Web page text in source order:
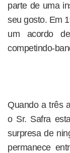
parte de uma
seu gosto. Em
um acordo
competindo-
Quando a três
o Sr. Safra
surpresa de
permanece